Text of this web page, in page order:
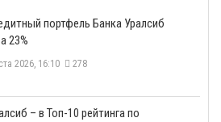
портфель Банка Уралсиб
23%
2026, 16:10 278
– в Топ-10 рейтинга по